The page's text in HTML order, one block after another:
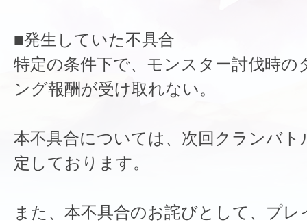
■発生していた不具合
特定の条件下で、モンスター討伐時の
ング報酬が受け取れない。
本不具合については、次回クランバト
定しております。
また、本不具合のお詫びとして、プ